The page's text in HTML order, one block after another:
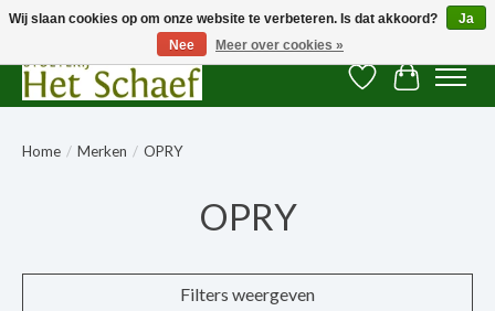
Verlanglijst
Home / Merken / OPRY
OPRY
Filters weergeven
Wij slaan cookies op om onze website te verbeteren. Is dat akkoord?
Ja
Nee
Meer over cookies »